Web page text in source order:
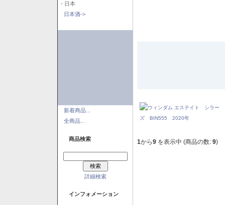
- 日本
日本酒->
新着商品...
全商品...
商品検索
詳細検索
インフォメーション
1から9 を表示中 (商品の数: 9)